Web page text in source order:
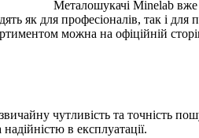
Металошукачі Minelab вже
як для професіоналів, так і
можна на офіційній
чутливість та точність
в експлуатації.